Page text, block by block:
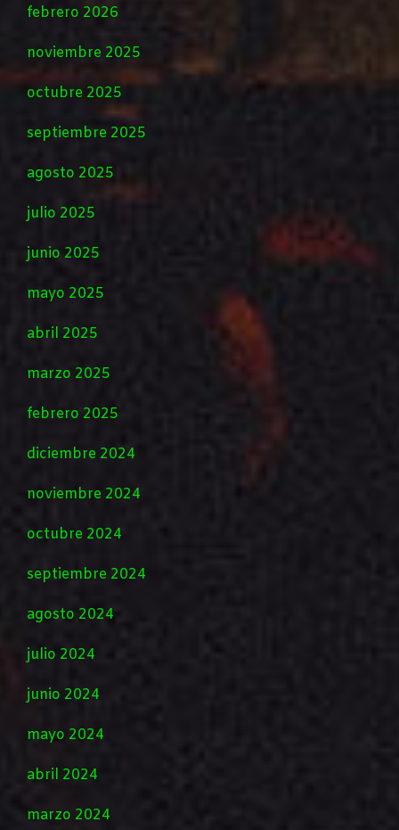
febrero 2026
noviembre 2025
octubre 2025
septiembre 2025
agosto 2025
julio 2025
junio 2025
mayo 2025
abril 2025
marzo 2025
febrero 2025
diciembre 2024
noviembre 2024
octubre 2024
septiembre 2024
agosto 2024
julio 2024
junio 2024
mayo 2024
abril 2024
marzo 2024